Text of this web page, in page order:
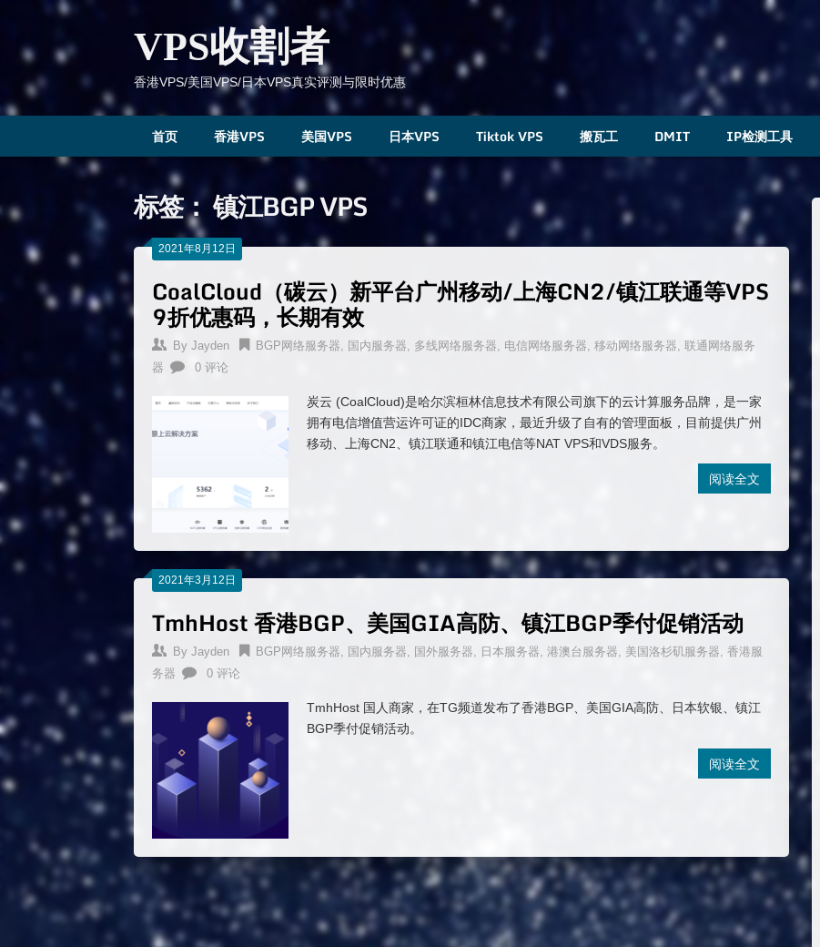
VPS收割者
香港VPS/美国VPS/日本VPS真实评测与限时优惠
首页 香港VPS 美国VPS 日本VPS Tiktok VPS 搬瓦工 DMIT IP检测工具
标签：镇江BGP VPS
2021年8月12日
CoalCloud（碳云）新平台广州移动/上海CN2/镇江联通等VPS
9折优惠码，长期有效
By Jayden BGP网络服务器, 国内服务器, 多线网络服务器, 电信网络服务器, 移动网络服务器, 联通网络服务
器
0 评论
炭云 (CoalCloud)是哈尔滨桓林信息技术有限公司旗下的云计算服务品牌，是一家
拥有电信增值营运许可证的IDC商家，最近升级了自有的管理面板，目前提供广州
移动、上海CN2、镇江联通和镇江电信等NAT VPS和VDS服务。
阅读全文
2021年3月12日
TmhHost 香港BGP、美国GIA高防、镇江BGP季付促销活动
By Jayden BGP网络服务器, 国内服务器, 国外服务器, 日本服务器, 港澳台服务器, 美国洛杉矶服务器, 香港服
务器
0 评论
TmhHost 国人商家，在TG频道发布了香港BGP、美国GIA高防、日本软银、镇江
BGP季付促销活动。
阅读全文